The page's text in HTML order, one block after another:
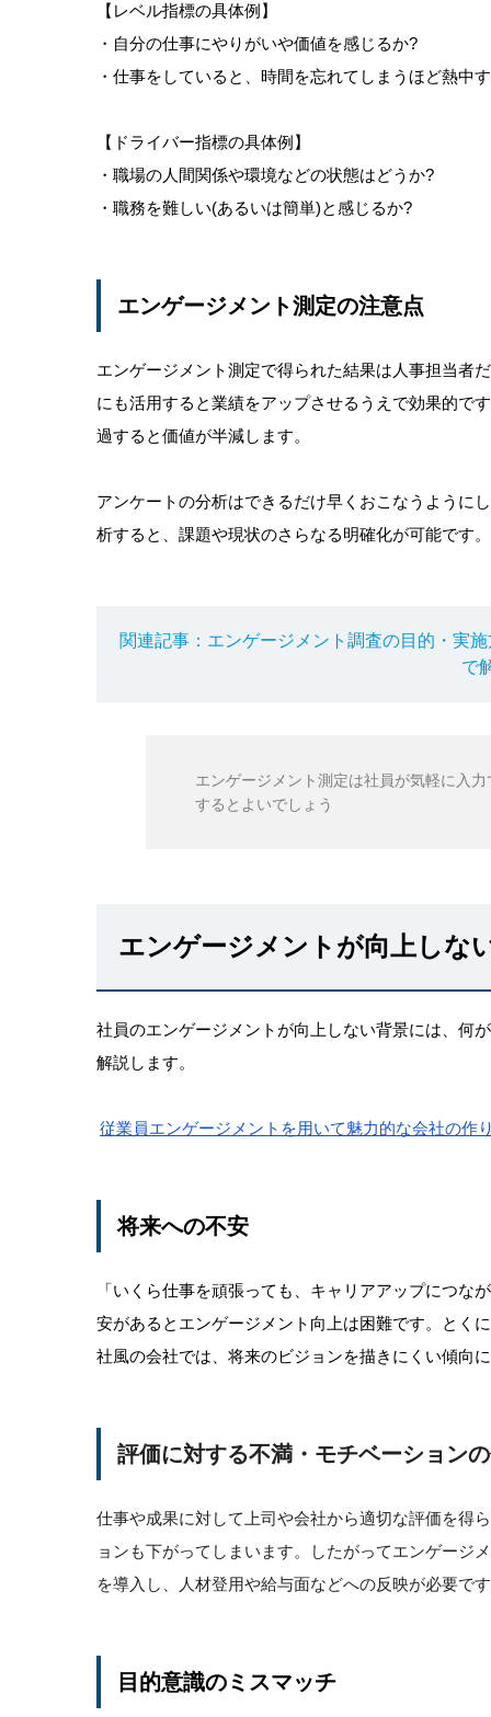
【レベル指標の具体例】
・自分の仕事にやりがいや価値を感じるか?
・仕事をしていると、時間を忘れてしまうほど熱中
【ドライバー指標の具体例】
・職場の人間関係や環境などの状態はどうか?
・職務を難しい(あるいは簡単)と感じるか?
エンゲージメント測定の注意点
エンゲージメント測定で得られた結果は人事担当者
にも活用すると業績をアップさせるうえで効果的で
過すると価値が半減します。
アンケートの分析はできるだけ早くおこなうように
析すると、課題や現状のさらなる明確化が可能です。
関連記事：エンゲージメント調査の目的・実
で
エンゲージメント測定は社員が気軽に入
するとよいでしょう
エンゲージメントが向上しな
社員のエンゲージメントが向上しない背景には、何
解説します。
従業員エンゲージメントを用いて魅力的な会社の作
将来への不安
「いくら仕事を頑張っても、キャリアアップにつ
安があるとエンゲージメント向上は困難です。とく
社風の会社では、将来のビジョンを描きにくい傾向
評価に対する不満・モチベーション
仕事や成果に対して上司や会社から適切な評価を得
ョンも下がってしまいます。したがってエンゲージ
を導入し、人材登用や給与面などへの反映が必要で
目的意識のミスマッチ